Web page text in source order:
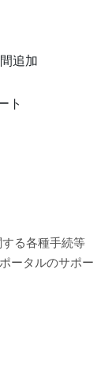
追加
ト
る各種手続等
ータルのサポー